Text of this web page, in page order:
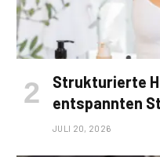
Strukturierte
entspannten
JULI 20, 2026